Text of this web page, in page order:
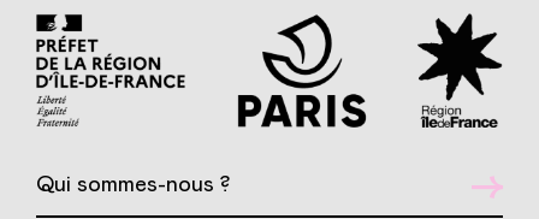
Qui sommes-nous ?